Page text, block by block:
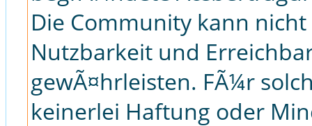
Die Community kann
Nutzbarkeit und
gewÃ¤hrleisten. FÃ¼r
keinerlei Haftung oder